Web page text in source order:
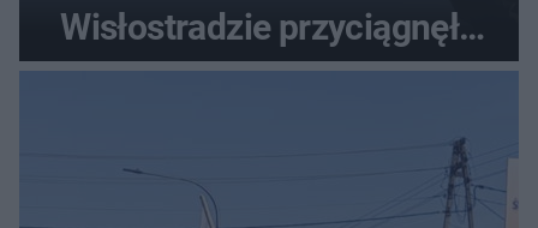
Wisłostradzie przyciągnęła
tłumy